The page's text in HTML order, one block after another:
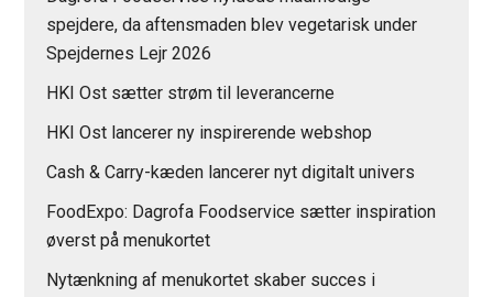
spejdere, da aftensmaden blev vegetarisk under
Spejdernes Lejr 2026
HKI Ost sætter strøm til leverancerne
HKI Ost lancerer ny inspirerende webshop
Cash & Carry-kæden lancerer nyt digitalt univers
FoodExpo: Dagrofa Foodservice sætter inspiration
øverst på menukortet
Nytænkning af menukortet skaber succes i